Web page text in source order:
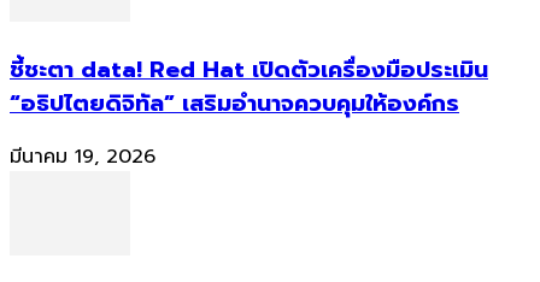
ชี้ชะตา data! Red Hat เปิดตัวเครื่องมือประเมิน
“อธิปไตยดิจิทัล” เสริมอำนาจควบคุมให้องค์กร
มีนาคม 19, 2026